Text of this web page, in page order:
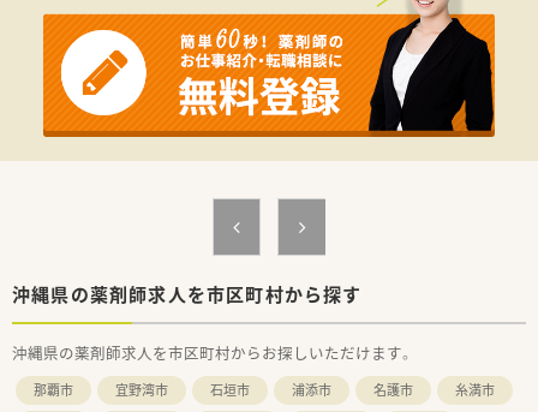
沖縄県の薬剤師求人を市区町村から探す
沖縄県の薬剤師求人を市区町村からお探しいただけます。
那覇市 宜野湾市 石垣市 浦添市 名護市
糸満市